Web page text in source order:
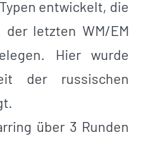
entwickelt, die
der letzten WM/EM
Hier wurde
der russischen
über 3 Runden